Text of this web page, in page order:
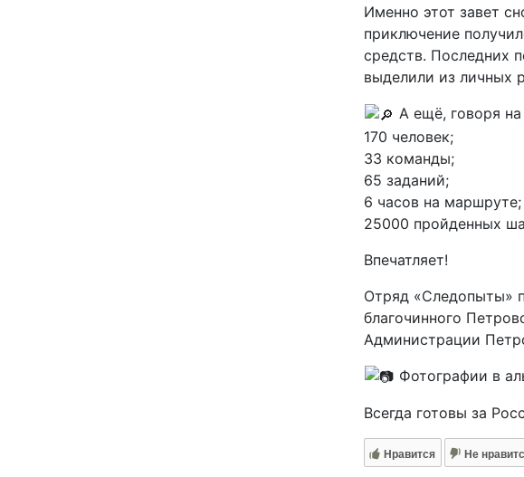
Именно этот завет
приключение
средств. Последних
выделили из личных
А ещё, говоря
170 человек;
33 команды;
65 заданий;
6 часов на маршруте;
25000 пройденных
Впечатляет!
Отряд «Следопыты»
благочинного
Администрации
Фотографии в
Всегда готовы за
Нравится Не